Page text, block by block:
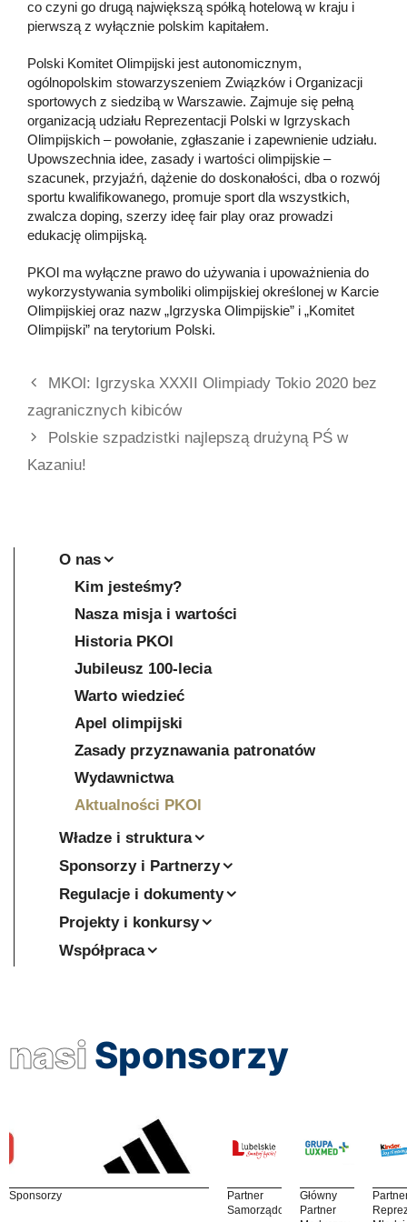
co czyni go drugą największą spółką hotelową w kraju i
pierwszą z wyłącznie polskim kapitałem.
Polski Komitet Olimpijski jest autonomicznym,
ogólnopolskim stowarzyszeniem Związków i Organizacji
sportowych z siedzibą w Warszawie. Zajmuje się pełną
organizacją udziału Reprezentacji Polski w Igrzyskach
Olimpijskich – powołanie, zgłaszanie i zapewnienie udziału.
Upowszechnia idee, zasady i wartości olimpijskie –
szacunek, przyjaźń, dążenie do doskonałości, dba o rozwój
sportu kwalifikowanego, promuje sport dla wszystkich,
zwalcza doping, szerzy ideę fair play oraz prowadzi
edukację olimpijską.
PKOl ma wyłączne prawo do używania i upoważnienia do
wykorzystywania symboliki olimpijskiej określonej w Karcie
Olimpijskiej oraz nazw „Igrzyska Olimpijskie” i „Komitet
Olimpijski” na terytorium Polski.
MKOl: Igrzyska XXXII Olimpiady Tokio 2020 bez
zagranicznych kibiców
Polskie szpadzistki najlepszą drużyną PŚ w
Kazaniu!
O nas
Kim jesteśmy?
Nasza misja i wartości
Historia PKOl
Jubileusz 100-lecia
Warto wiedzieć
Apel olimpijski
Zasady przyznawania patronatów
Wydawnictwa
Aktualności PKOl
Władze i struktura
Sponsorzy i Partnerzy
Regulacje i dokumenty
Projekty i konkursy
Współpraca
nasi Sponsorzy
Sponsorzy
Partner
Samorządowy
Główny
Partner